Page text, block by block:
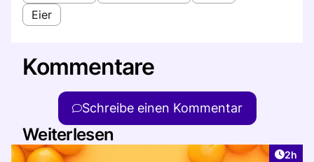
Eier
Kommentare
Schreibe einen Kommentar
Weiterlesen
2h